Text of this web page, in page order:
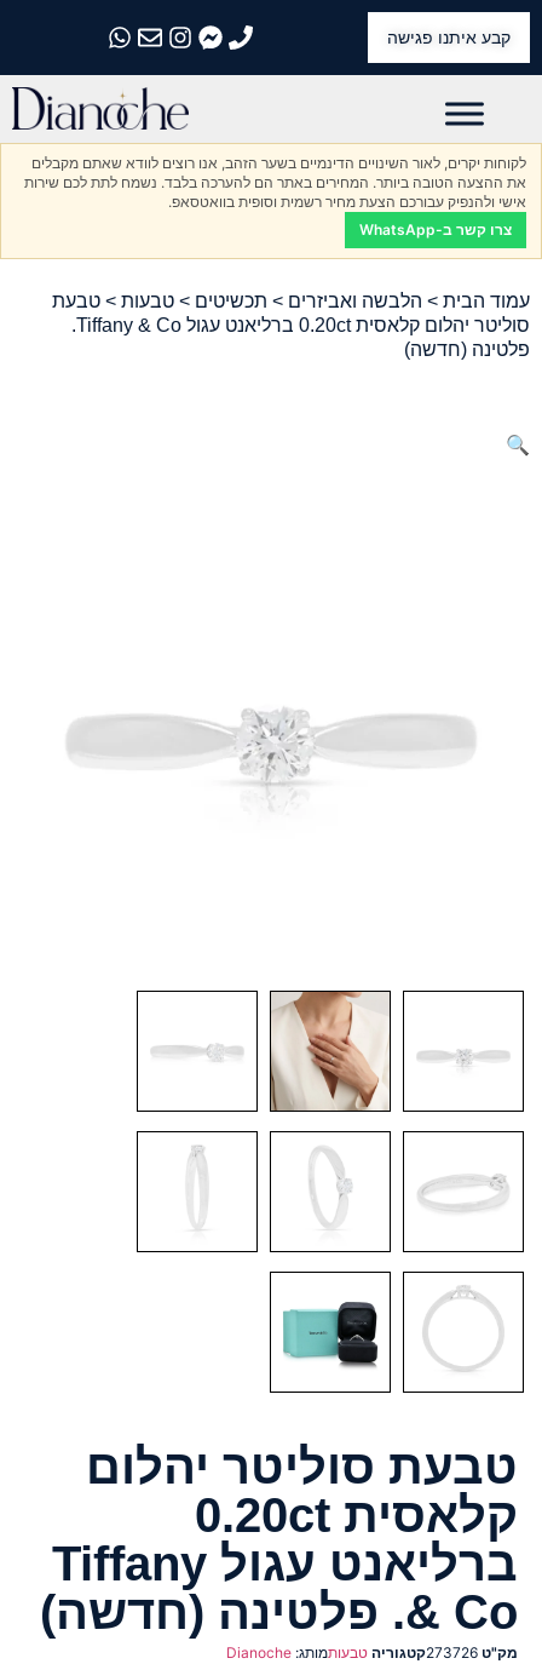
קבע איתנו פגישה
התקשרו אלינו
התקשרו אלינו
התקשרו אלינו
התקשרו אלינו
התקשרו אלינו
לקוחות יקרים, לאור השינויים הדינמיים בשער הזהב, אנו רוצים לוודא שאתם מקבלים
את ההצעה הטובה ביותר. המחירים באתר הם להערכה בלבד. נשמח לתת לכם שירות
אישי ולהנפיק עבורכם הצעת מחיר רשמית וסופית בוואטסאפ.
צרו קשר ב-WhatsApp
עמוד הבית > הלבשה ואביזרים > תכשיטים > טבעות > טבעת
סוליטר יהלום קלאסית 0.20ct ברליאנט עגול Tiffany & Co.
פלטינה (חדשה)
🔍
טבעת סוליטר יהלום
קלאסית 0.20ct
ברליאנט עגול Tiffany
& Co. פלטינה (חדשה)
מק"ט 273726קטגוריה טבעותמותג: Dianoche